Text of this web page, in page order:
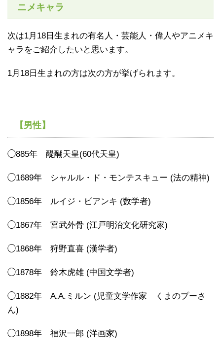
ニメキャラ
次は1月18日生まれの有名人・芸能人・偉人やアニメキ
ャラをご紹介したいと思います。
1月18日生まれの方は次の方が挙げられます。
【男性】
◯885年 醍醐天皇(60代天皇)
◯1689年 シャルル・ド・モンテスキュー (法の精神)
◯1856年 ルイジ・ビアンキ (数学者)
◯1867年 宮武外骨 (江戸明治文化研究家)
◯1868年 狩野直喜 (漢学者)
◯1878年 鈴木虎雄 (中国文学者)
◯1882年 A.A.ミルン (児童文学作家 くまのプーさ
ん)
◯1898年 福沢一郎 (洋画家)